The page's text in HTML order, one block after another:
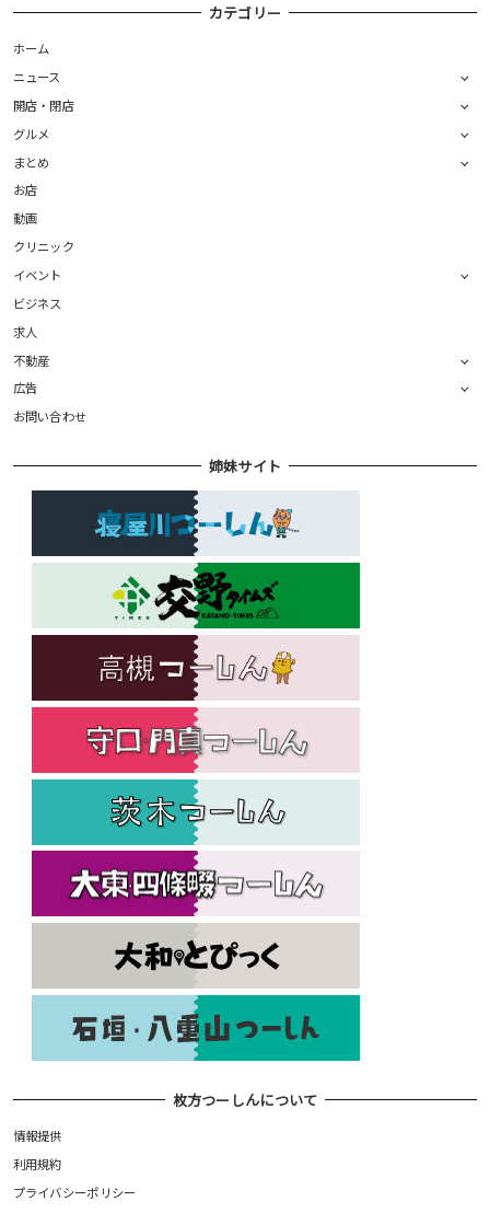
カテゴリー
ホーム
ニュース
開店・閉店
グルメ
まとめ
お店
動画
クリニック
イベント
ビジネス
求人
不動産
広告
お問い合わせ
姉妹サイト
枚方つーしんについて
情報提供
利用規約
プライバシーポリシー